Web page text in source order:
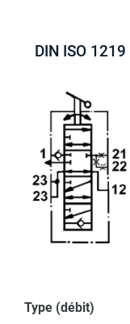
DIN ISO 1219
Type (débit)